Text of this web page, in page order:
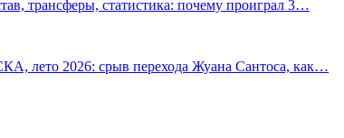
трансферы, статистика: почему проиграл 3…
лето 2026: срыв перехода Жуана Сантоса, как…